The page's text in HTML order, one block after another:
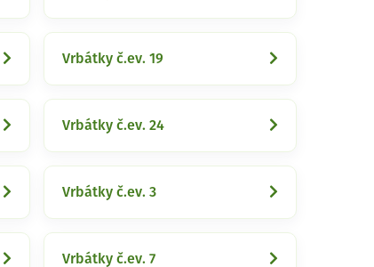
Vrbátky č.ev. 19
Vrbátky č.ev. 24
Vrbátky č.ev. 3
Vrbátky č.ev. 7